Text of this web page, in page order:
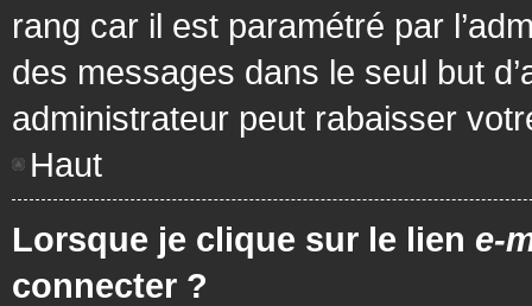
rang car il est paramétré par
des messages dans le seul but
administrateur peut rabaisser
Haut
Lorsque je clique sur le lien e-
connecter ?